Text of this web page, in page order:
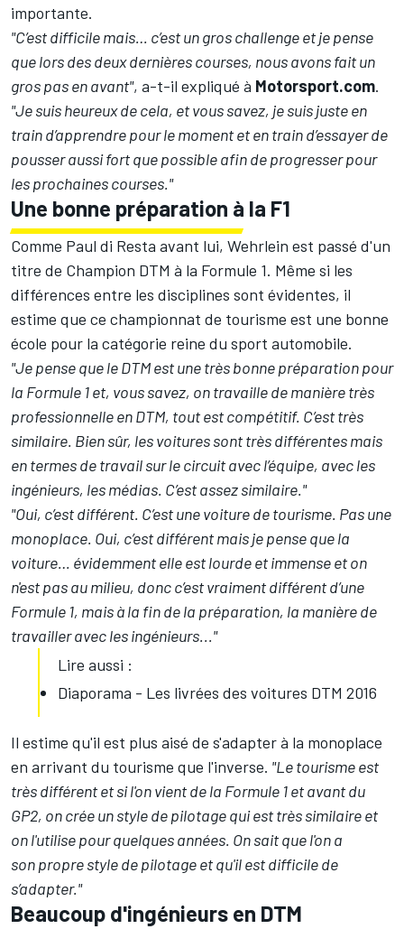
importante.
"C’est difficile mais… c’est un gros challenge et je pense
que lors des deux dernières courses, nous avons fait un
gros pas en avant", a-t-il expliqué à Motorsport.com.
"Je suis heureux de cela, et vous savez, je suis juste en
train d’apprendre pour le moment et en train d’essayer de
pousser aussi fort que possible afin de progresser pour
les prochaines courses."
Une bonne préparation à la F1
Comme Paul di Resta avant lui, Wehrlein est passé d'un
titre de Champion DTM à la Formule 1. Même si les
différences entre les disciplines sont évidentes, il
estime que ce championnat de tourisme est une bonne
école pour la catégorie reine du sport automobile.
"Je pense que le DTM est une très bonne préparation pour
la Formule 1 et, vous savez, on travaille de manière très
professionnelle en DTM, tout est compétitif. C’est très
similaire. Bien sûr, les voitures sont très différentes mais
en termes de travail sur le circuit avec l’équipe, avec les
ingénieurs, les médias. C’est assez similaire."
"Oui, c’est différent. C’est une voiture de tourisme. Pas une
monoplace. Oui, c’est différent mais je pense que la
voiture… évidemment elle est lourde et immense et on
n'est pas au milieu, donc c’est vraiment différent d’une
Formule 1, mais à la fin de la préparation, la manière de
travailler avec les ingénieurs..."
Lire aussi :
Diaporama - Les livrées des voitures DTM 2016
Il estime qu'il est plus aisé de s'adapter à la monoplace
en arrivant du tourisme que l'inverse. "Le tourisme est
très différent et si l'on vient de la Formule 1 et avant du
GP2, on crée un style de pilotage qui est très similaire et
on l'utilise pour quelques années. On sait que l'on a
son propre style de pilotage et qu'il est difficile de
s’adapter."
Beaucoup d'ingénieurs en DTM